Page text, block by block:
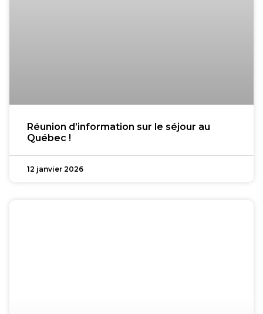
Réunion d’information sur le séjour au
Québec !
12 janvier 2026